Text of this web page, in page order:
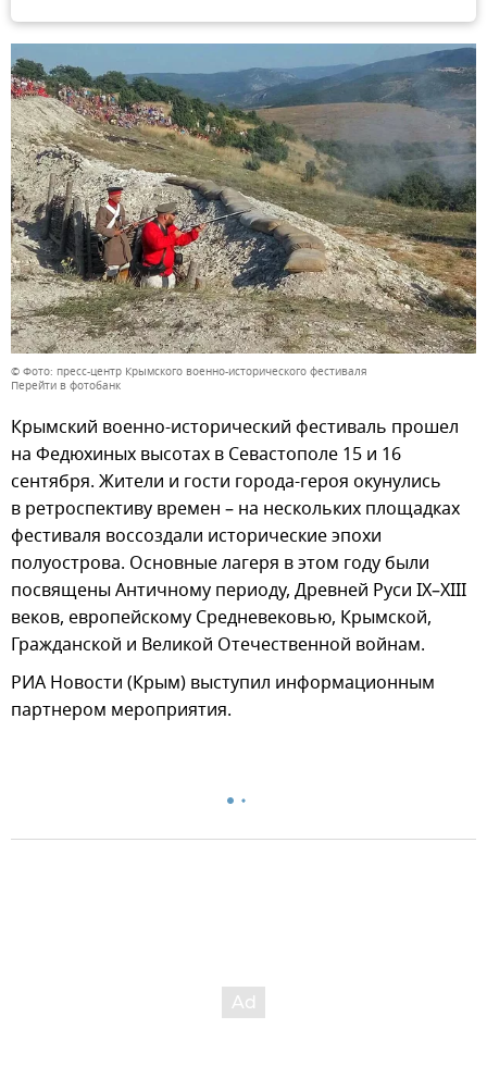
© Фото: пресс-центр Крымского военно-исторического фестиваля
Перейти в фотобанк
Крымский военно-исторический фестиваль прошел
на Федюхиных высотах в Севастополе 15 и 16
сентября. Жители и гости города-героя окунулись
в ретроспективу времен – на нескольких площадках
фестиваля воссоздали исторические эпохи
полуострова. Основные лагеря в этом году были
посвящены Античному периоду, Древней Руси IX–XIII
веков, европейскому Средневековью, Крымской,
Гражданской и Великой Отечественной войнам.
РИА Новости (Крым) выступил информационным
партнером мероприятия.